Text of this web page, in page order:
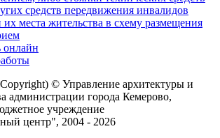
средств передвижения инвалидов
их места жительства в схему размещения
онлайн
© Управление архитектуры и
администрации города Кемерово,
учреждение
центр", 2004 - 2026